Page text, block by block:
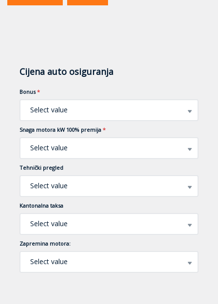
Cijena auto osiguranja
Bonus *
Select value
Snaga motora kW 100% premija *
Select value
Tehnički pregled
Select value
Kantonalna taksa
Select value
Zapremina motora:
Select value